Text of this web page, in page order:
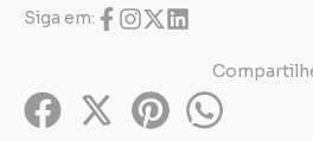
Siga em: